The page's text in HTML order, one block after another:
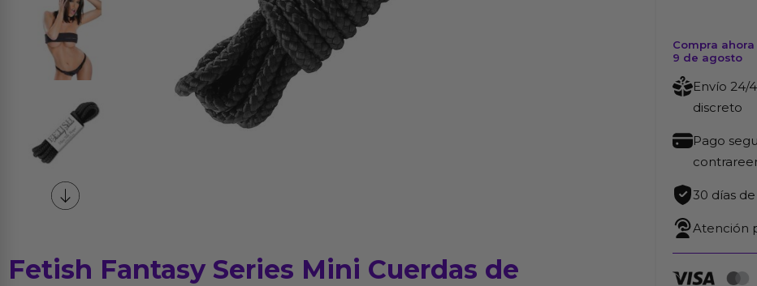
Fetish Fantasy Series Mini Cuerdas de
Compra
9 de agosto
Envío 24/
discreto
Pago
30 días
Atención